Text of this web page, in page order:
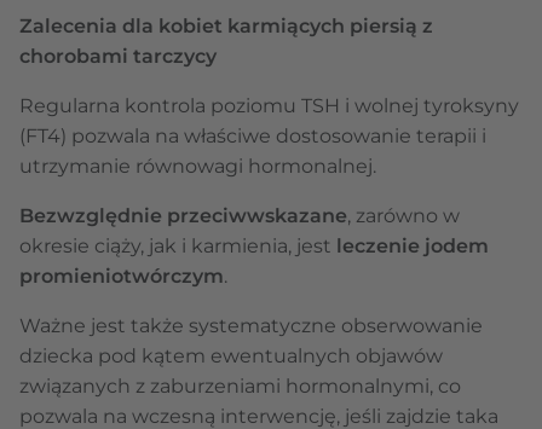
Zalecenia dla kobiet karmiących piersią z
chorobami tarczycy
Regularna kontrola poziomu TSH i wolnej tyroksyny
(FT4) pozwala na właściwe dostosowanie terapii i
utrzymanie równowagi hormonalnej.
Bezwzględnie przeciwwskazane, zarówno w
okresie ciąży, jak i karmienia, jest leczenie jodem
promieniotwórczym.
Ważne jest także systematyczne obserwowanie
dziecka pod kątem ewentualnych objawów
związanych z zaburzeniami hormonalnymi, co
pozwala na wczesną interwencję, jeśli zajdzie taka